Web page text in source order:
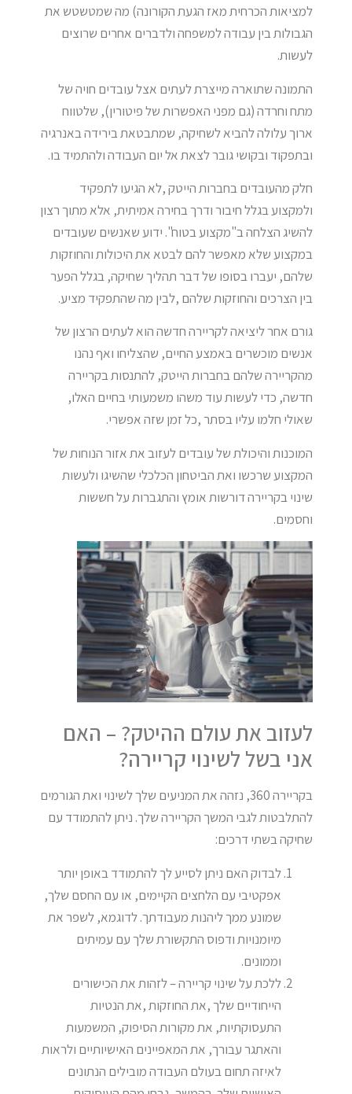
למציאות הכרחית מאז הגעת הקורונה) מה שמטשטש את
הגבולות בין עבודה למשפחה ולדברים אחרים שרוצים
לעשות.
התמונה שתוארה מייצרת לעתים אצל עובדים חויה של
מתח וחרדה (גם מפני האפשרות של פיטורין), שלטווח
ארוך עלולה להביא לשחיקה, שמתבטאת בירידה באנרגיה
ובתפקוד ובקושי גובר לצאת אל יום העבודה ולהתמיד בו.
חלק מהעובדים בחברות הייטק ,לא הגיעו לתפקיד
ולמקצוע בגלל חיבור ודרך בחירה אמיתית, אלא מתוך רצון
להשיג הצלחה ב"מקצוע בטוח". ידוע שאנשים שעובדים
במקצוע שלא מאפשר להם לבטא את היכולות והחוזקות
שלהם, יעברו בסופו של דבר תהליך שחיקה, בגלל הפער
בין הצרכים והחוזקות שלהם ,לבין מה שהתפקיד מציע.
גורם אחר ליציאה לקריירה חדשה הוא לעתים הרצון של
אנשים מוכשרים באמצע החיים, שהצליחו ואף נהנו
מהקריירה שלהם בחברות הייטק, להתנסות בקריירה
חדשה, כדי לעשות עוד משהו משמעותי בחיים האלו,
שאולי חלמו עליו בסתר ,כל זמן שזה אפשרי.
המוכנות והיכולת של עובדים לעזוב את אזור הנוחות של
המקצוע שרכשו ואת הביטחון הכלכלי שהשיגו ולעשות
שינוי בקריירה דורשות אומץ והתגברות על חששות
וחסמים.
לעזוב את עולם ההיטק? – האם
אני בשל לשינוי קריירה?
בקריירה 360, נזהה את המניעים שלך לשינוי ואת הגורמים
להתלבטות לגבי המשך הקריירה שלך. ניתן להתמודד עם
שחיקה בשתי דרכים:
לבדוק האם ניתן לסייע לך להתמודד באופן יותר
אפקטיבי עם הלחצים הקיימים, או עם החסם שלך,
שמונע ממך ליהנות מעבודתך. לדוגמא, לשפר את
מיומנויות ודפוס התקשורת שלך עם עמיתים
וממונים.
ללכת על שינוי קריירה – לזהות את הכישורים
הייחודיים שלך ,את החוזקות ,את הנטיות
התעסוקתיות, את מקורות הסיפוק, המשמעות
והאתגר עבורך, את המאפיינים האישיותיים ולראות
לאיזה תחום בעולם העבודה מובילים הנתונים